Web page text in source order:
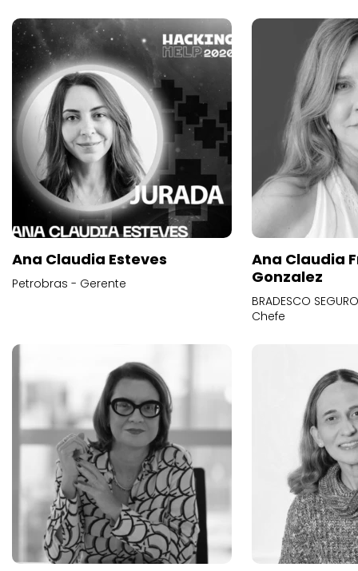
Ana Claudia Esteves
Petrobras - Gerente
Ana Claudia
Gonzalez
BRADESCO
Chefe